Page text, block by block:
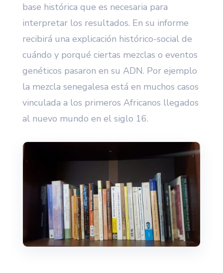
base histórica que es necesaria para
interpretar los resultados. En su informe
recibirá una explicación histórico-social de
cuándo y porqué ciertas mezclas o eventos
genéticos pasaron en su ADN. Por ejemplo
la mezcla senegalesa está en muchos casos
vinculada a los primeros Africanos llegados
al nuevo mundo en el siglo 16.